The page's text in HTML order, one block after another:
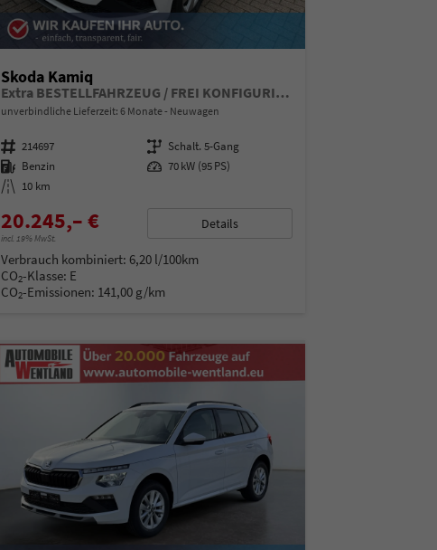
Skoda Kamiq
Extra BESTELLFAHRZEUG / FREI KONFIGURIERBAR
unverbindliche Lieferzeit:6 Monate Neuwagen
Fahrzeugnummer 214697 Getriebe Schalt. 5-Gang
Kraftstoff Benzin Leistung 70 kW (95 PS)
Kilometerstand 10 km
20.245,– €
incl. 19% MwSt.
Details
Verbrauch kombiniert: 6,20 l/100km
CO2-Klasse: E
CO2-Emissionen: 141,00 g/km